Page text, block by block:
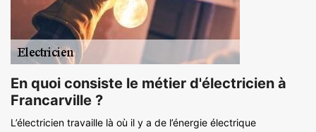
En quoi consiste le métier d'électricien à
Francarville ?
L’électricien travaille là où il y a de l’énergie électrique